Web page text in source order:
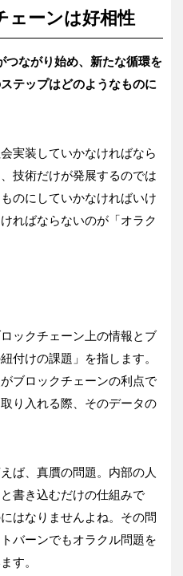
ェーンは好相性
ながり始め、新たな循環を
テップはどのようなものに
実装していかなければなら
技術だけが発展するのでは
のにしていかなければいけ
ればならないのが「オラク
ックチェーン上の情報とブ
付けの課題」を指します。
ブロックチェーンの利点で
り入れる際、そのデータの
ば、真贋の問題。内部の人
書き込むだけの仕組みで
はなりませんよね。その問
バーンでもオラクル問題を
す。